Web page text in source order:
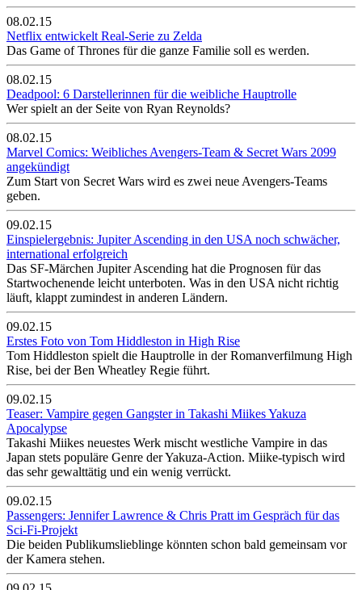
08.02.15
Netflix entwickelt Real-Serie zu Zelda
Das Game of Thrones für die ganze Familie soll es werden.
08.02.15
Deadpool: 6 Darstellerinnen für die weibliche Hauptrolle
Wer spielt an der Seite von Ryan Reynolds?
08.02.15
Marvel Comics: Weibliches Avengers-Team & Secret Wars 2099
angekündigt
Zum Start von Secret Wars wird es zwei neue Avengers-Teams
geben.
09.02.15
Einspielergebnis: Jupiter Ascending in den USA noch schwächer,
international erfolgreich
Das SF-Märchen Jupiter Ascending hat die Prognosen für das
Startwochenende leicht unterboten. Was in den USA nicht richtig
läuft, klappt zumindest in anderen Ländern.
09.02.15
Erstes Foto von Tom Hiddleston in High Rise
Tom Hiddleston spielt die Hauptrolle in der Romanverfilmung High
Rise, bei der Ben Wheatley Regie führt.
09.02.15
Teaser: Vampire gegen Gangster in Takashi Miikes Yakuza
Apocalypse
Takashi Miikes neuestes Werk mischt westliche Vampire in das
Japan stets populäre Genre der Yakuza-Action. Miike-typisch wird
das sehr gewalttätig und ein wenig verrückt.
09.02.15
Passengers: Jennifer Lawrence & Chris Pratt im Gespräch für das
Sci-Fi-Projekt
Die beiden Publikumslieblinge könnten schon bald gemeinsam vor
der Kamera stehen.